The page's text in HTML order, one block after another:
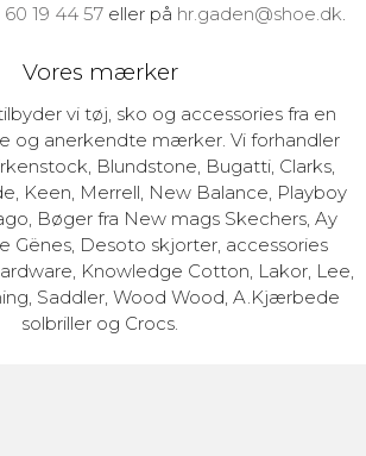
60 19 44 57eller på hr.gaden@shoe.dk
Vores mærker
vi tøj, sko og accessories fra en
og anerkendte mærker. Vi forhandler
Blundstone, Bugatti, Clarks,
Keen, Merrell, New Balance, Playboy
Bøger fra New mags Skechers, Ay
Gënes, Desoto skjorter, accessories
Knowledge Cotton, Lakor, Lee,
Saddler, Wood Wood, A.Kjærbede
solbriller og Crocs.